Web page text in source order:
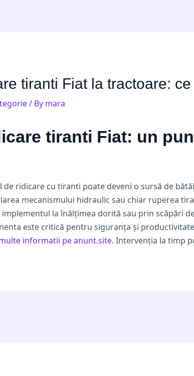
tiranti Fiat la tractoare:
/ By mara
tiranti Fiat: un
de ridicare cu tiranti poate deveni o sursă de
mecanismului hidraulic sau chiar ruperea
la înălțimea dorită sau prin scăpări
este critică pentru siguranța și
informatii pe anunt.site. Intervenția la timp